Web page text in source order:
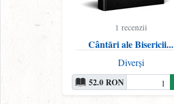
1 recenzii
Cântări ale Bisericii...
Diverși
52.0 RON